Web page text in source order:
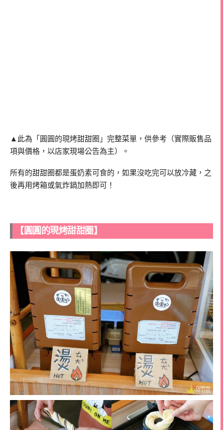
▲此為「圓圓的現烤甜甜圈」完整菜單，供參考（實際販售品
項與價格，以店家現場公告為主）。
所有的甜甜圈都是蛋奶素可食的，如果沒吃完可以放冷藏，之
後再用烤箱或氣炸鍋加熱即可！
【圓圓的現烤甜甜圈】